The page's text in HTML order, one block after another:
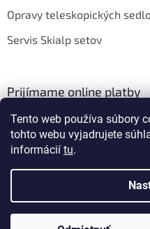
Tento web používa súbory
tohto webu vyjadrujete
informácií tu.
Opravy teleskopických
Servis Skialp setov
Prijímame online platby